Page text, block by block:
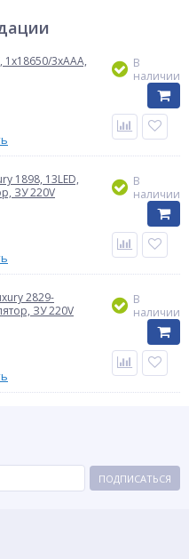
3xAAA,
В
наличии
1898, 13LED,
ЗУ 220V
В
наличии
2829-
ЗУ 220V
В
наличии
ПОДПИСАТЬСЯ